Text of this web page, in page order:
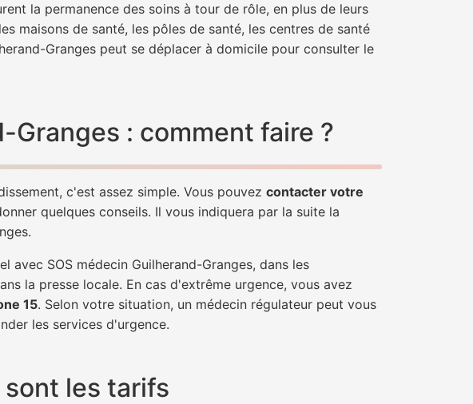
la permanence des soins à tour de rôle, en plus de leurs
maisons de santé, les pôles de santé, les centres de santé
Granges peut se déplacer à domicile pour consulter le
Granges : comment faire ?
c'est assez simple. Vous pouvez contacter votre
quelques conseils. Il vous indiquera par la suite la
avec SOS médecin Guilherand-Granges, dans les
la presse locale. En cas d'extrême urgence, vous avez
15. Selon votre situation, un médecin régulateur peut vous
les services d'urgence.
sont les tarifs